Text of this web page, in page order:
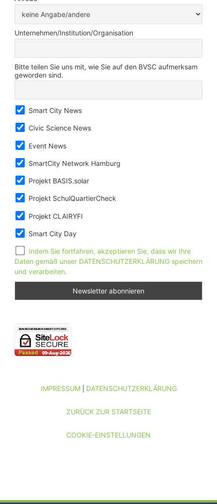
Unternehmen/Institution/Organisation
Bitte teilen Sie uns mit, wie Sie auf den BVSC aufmerksam
geworden sind.
Smart City News
Civic Science News
Event News
SmartCity Network Hamburg
Projekt BASIS.solar
Projekt SchulQuartierCheck
Projekt CLAIRYFI
Smart City Day
Indem Sie fortfahren, akzeptieren Sie, dass wir Ihre
Daten gemäß unser DATENSCHUTZERKLÄRUNG speichern
und verarbeiten.
IMPRESSUM| DATENSCHUTZERKLÄRUNG
ZURÜCK ZUR STARTSEITE
COOKIE-EINSTELLUNGEN